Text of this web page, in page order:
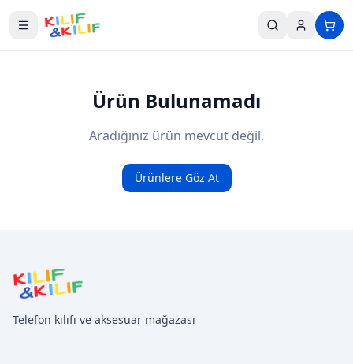
Ürün Bulunamadı
Aradığınız ürün mevcut değil.
Ürünlere Göz At
Telefon kılıfı ve aksesuar mağazası